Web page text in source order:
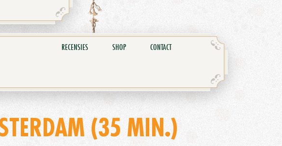
RECENSIES SHOP CONTACT
(35 MIN.)